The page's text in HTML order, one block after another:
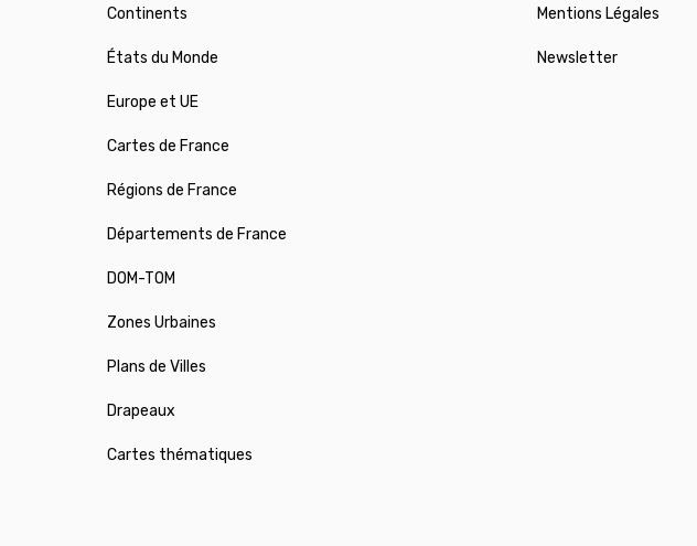
Continents
États du Monde
Europe et UE
Cartes de France
Régions de France
Départements de France
DOM-TOM
Zones Urbaines
Plans de Villes
Drapeaux
Cartes thématiques
Mentions Légales
Newsletter